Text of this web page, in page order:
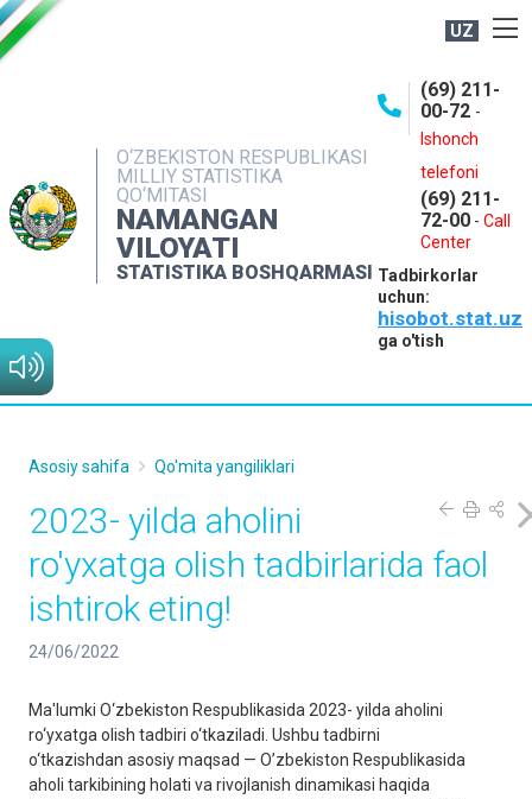
UZ
O‘ZBEKISTON RESPUBLIKASI
MILLIY STATISTIKA
QO‘MITASI
NAMANGAN
VILOYATI
STATISTIKA BOSHQARMASI
(69) 211-
00-72 -
Ishonch
telefoni
(69) 211-
72-00 - Call
Center
Tadbirkorlar
uchun:
hisobot.stat.uz
ga o'tish
NASHRLAR
INTERAKTIV XIZMATLAR
MATBUOT XIZMATI
MUROJAATLAR
Asosiy sahifa Qo'mita yangiliklari
2023- yilda aholini
ro'yxatga olish tadbirlarida faol
ishtirok eting!
24/06/2022
Ma'lumki O‘zbekiston Respublikasida 2023- yilda aholini
ro‘yxatga olish tadbiri o‘tkaziladi. Ushbu tadbirni
o‘tkazishdan asosiy maqsad — Oʼzbekiston Respublikasida
aholi tarkibining holati va rivojlanish dinamikasi haqida